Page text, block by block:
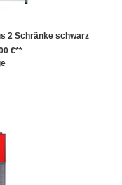
2 Schränke schwarz
€**